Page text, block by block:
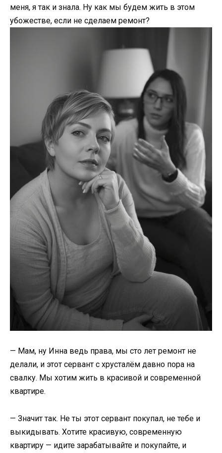
меня, я так и знала. Ну как мы будем жить в этом
убожестве, если не сделаем ремонт?
— Мам, ну Инна ведь права, мы сто лет ремонт не
делали, и этот сервант с хрусталём давно пора на
свалку. Мы хотим жить в красивой и современной
квартире.
— Значит так. Не ты этот сервант покупал, не тебе и
выкидывать. Хотите красивую, современную
квартиру — идите зарабатывайте и покупайте, и